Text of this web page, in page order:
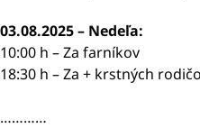
03.08.2025 – Nedeľa:
10:00 h – Za farníkov
18:30 h – Za + krstných
…………